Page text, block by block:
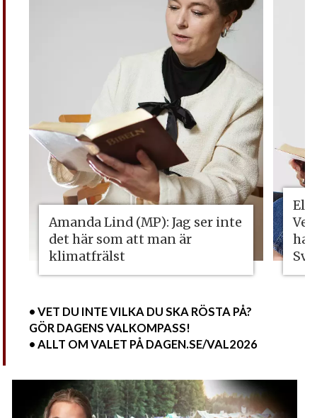
Amanda Lind (MP): Jag ser inte
det här som att man är
klimatfrälst
ha
• VET DU INTE VILKA DU SKA RÖSTA PÅ?
GÖR DAGENS VALKOMPASS!
• ALLT OM VALET PÅ DAGEN.SE/VAL2026